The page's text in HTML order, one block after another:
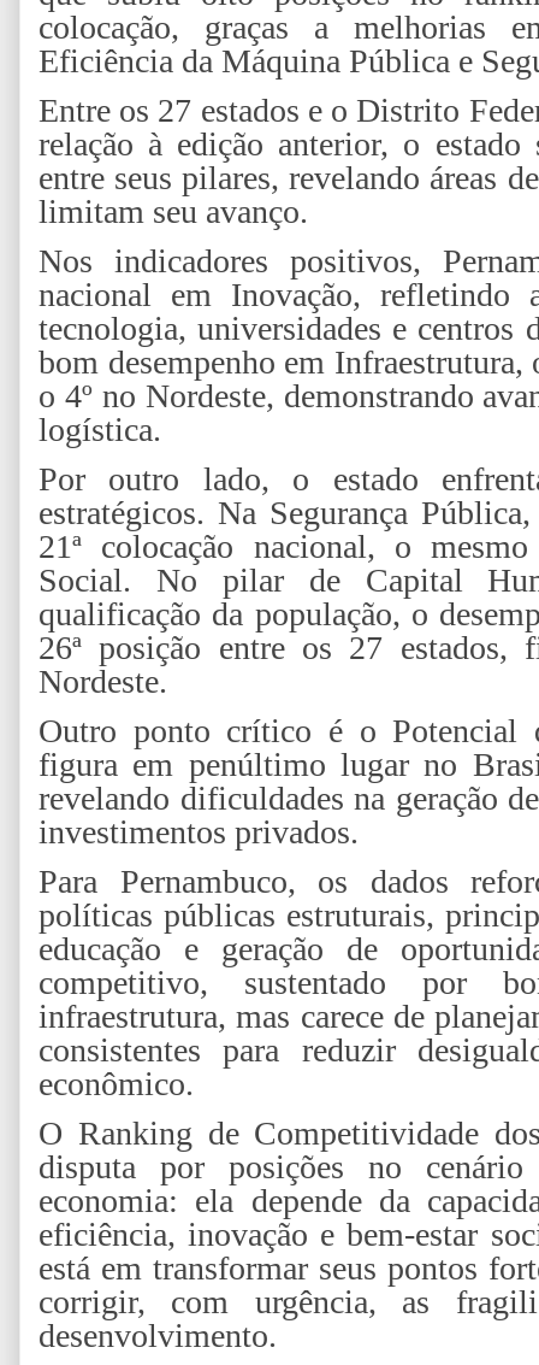
colocação, graças a melhorias
Eficiência da Máquina Pública e
Entre os 27 estados e o Distrito
relação à edição anterior, o estado
entre seus pilares, revelando áreas
limitam seu avanço.
Nos indicadores positivos,
nacional em Inovação, refletindo
tecnologia, universidades e centros
bom desempenho em
o 4º no Nordeste, demonstrando
logística.
Por outro lado, o estado
estratégicos. Na Segurança
21ª colocação nacional, o
Social. No pilar de Capital
qualificação da população, o
26ª posição entre os 27
Nordeste.
Outro ponto crítico é o Potencial
figura em penúltimo lugar no
revelando dificuldades na geração
investimentos privados.
Para Pernambuco, os dados
políticas públicas estruturais,
educação e geração de
competitivo, sustentado por
infraestrutura, mas carece de
consistentes para reduzir
econômico.
O Ranking de Competitividade
disputa por posições no
economia: ela depende da
eficiência, inovação e bem-estar
está em transformar seus pontos
corrigir, com urgência, as
desenvolvimento.